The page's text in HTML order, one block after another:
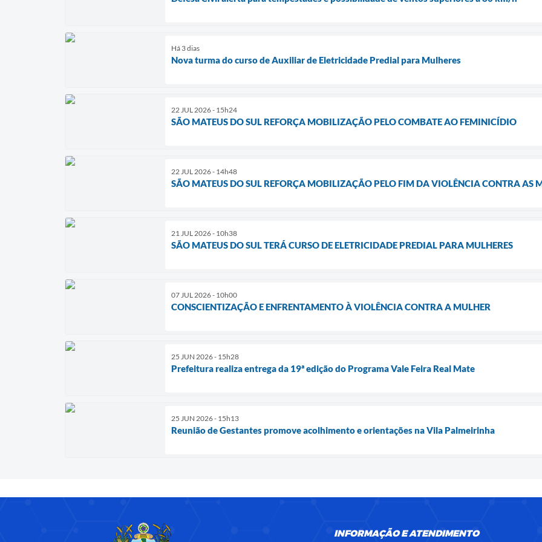
Há 3 dias
Nova turma do curso de Auxiliar de Eletricidade Predial para Mulheres
22 JUL 2026 - 15h24
SÃO MATEUS DO SUL REFORÇA MOBILIZAÇÃO PELO COMBATE AO FEMINICÍDIO
22 JUL 2026 - 14h48
SÃO MATEUS DO SUL REFORÇA MOBILIZAÇÃO PELO FIM DA VIOLÊNCIA CONTRA AS
21 JUL 2026 - 10h38
SÃO MATEUS DO SUL TERÁ CURSO DE ELETRICIDADE PREDIAL PARA MULHERES
07 JUL 2026 - 10h00
CONSCIENTIZAÇÃO E ENFRENTAMENTO À VIOLÊNCIA CONTRA A MULHER
25 JUN 2026 - 15h28
Prefeitura realiza entrega da 19ª edição do Programa Vale Feira Real Mate
25 JUN 2026 - 15h13
Reunião de Gestantes promove acolhimento e orientações na Vila Palmeirinha
INFORMAÇÃO E ATENDIMENTO